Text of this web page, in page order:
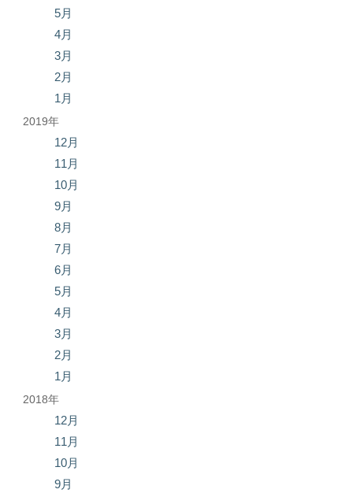
5月
4月
3月
2月
1月
2019年
12月
11月
10月
9月
8月
7月
6月
5月
4月
3月
2月
1月
2018年
12月
11月
10月
9月